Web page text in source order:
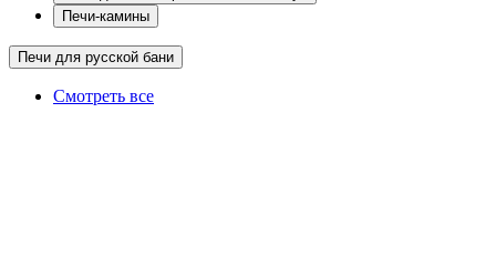
Печи-камины
Печи для русской бани
Смотреть все